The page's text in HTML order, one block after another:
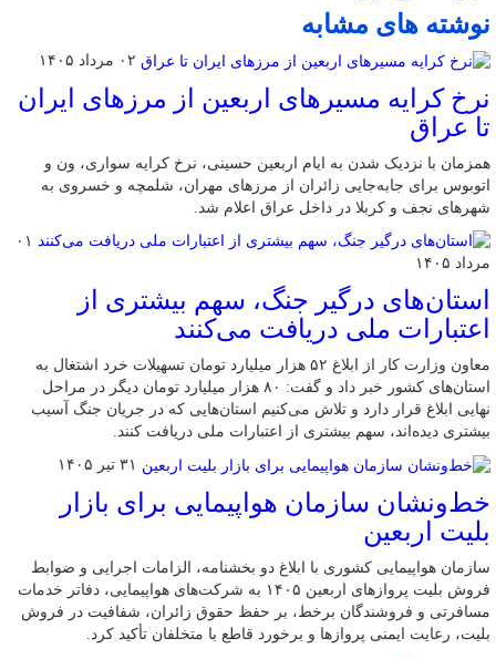
نوشته های مشابه
۰۲ مرداد ۱۴۰۵
نرخ کرایه مسیرهای اربعین از مرزهای ایران
تا عراق
همزمان با نزدیک شدن به ایام اربعین حسینی، نرخ کرایه سواری، ون و
اتوبوس برای جابه‌جایی زائران از مرزهای مهران، شلمچه و خسروی به
شهرهای نجف و کربلا در داخل عراق اعلام شد.
۰۱
مرداد ۱۴۰۵
استان‌های درگیر جنگ، سهم بیشتری از
اعتبارات ملی دریافت می‌کنند
معاون وزارت کار از ابلاغ ۵۲ هزار میلیارد تومان تسهیلات خرد اشتغال به
استان‌های کشور خبر داد و گفت: ۸۰ هزار میلیارد تومان دیگر در مراحل
نهایی ابلاغ قرار دارد و تلاش می‌کنیم استان‌هایی که در جریان جنگ آسیب
بیشتری دیده‌اند، سهم بیشتری از اعتبارات ملی دریافت کنند.
۳۱ تیر ۱۴۰۵
خط‌ونشان سازمان هواپیمایی برای بازار
بلیت اربعین
سازمان هواپیمایی کشوری با ابلاغ دو بخشنامه، الزامات اجرایی و ضوابط
فروش بلیت پروازهای اربعین ۱۴۰۵ به شرکت‌های هواپیمایی، دفاتر خدمات
مسافرتی و فروشندگان برخط، بر حفظ حقوق زائران، شفافیت در فروش
بلیت، رعایت ایمنی پروازها و برخورد قاطع با متخلفان تأکید کرد.